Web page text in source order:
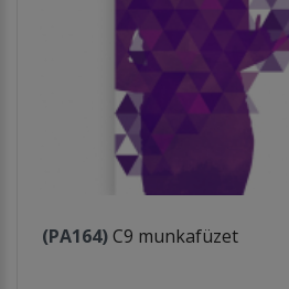
(PA164)C9 munkafüzet